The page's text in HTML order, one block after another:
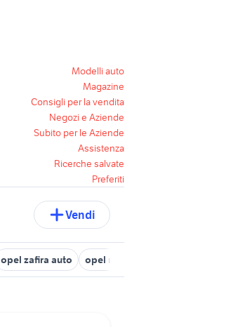
Modelli auto
Magazine
Consigli per la vendita
Negozi e Aziende
Subito per le Aziende
Assistenza
Ricerche salvate
Preferiti
Vendi
opel zafira auto opel mokka cambio automatico